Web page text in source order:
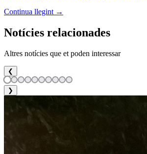
Continua llegint →
Notícies relacionades
Altres notícies que et poden interessar
❮
❯